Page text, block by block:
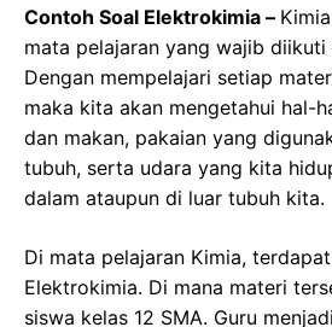
Contoh Soal Elektrokimia –
mata pelajaran yang wajib diikuti
Dengan mempelajari setiap
maka kita akan mengetahui hal-
dan makan, pakaian yang
tubuh, serta udara yang kita
dalam ataupun di luar tubuh kita.
Di mata pelajaran Kimia,
Elektrokimia. Di mana materi
siswa kelas 12 SMA. Guru